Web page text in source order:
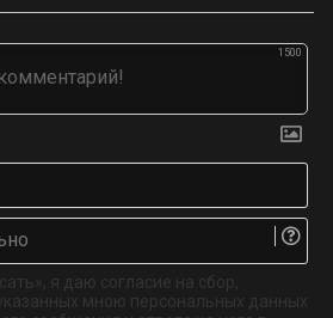
1500
я даю согласие на сбор,
мною персональных данных